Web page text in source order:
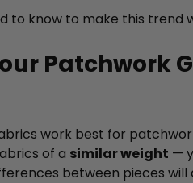
to know to make this trend
Patchwork
work best for
of a similar weight —
between pieces